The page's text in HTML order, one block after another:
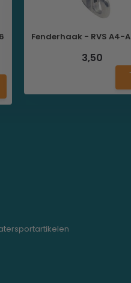
Fenderhaak - RVS A4-
3,50